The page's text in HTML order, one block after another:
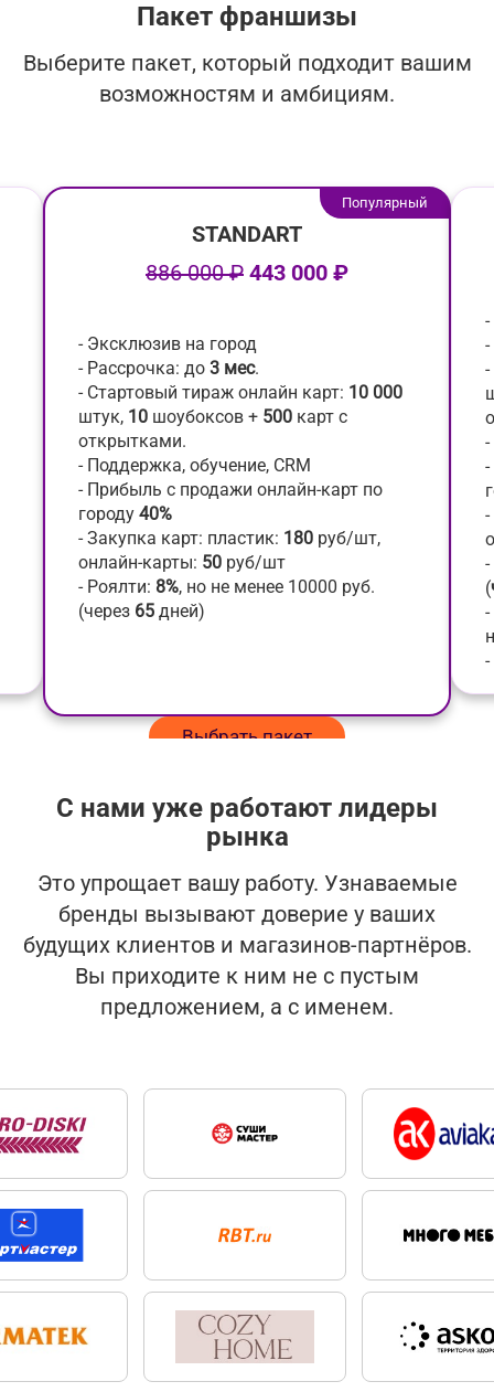
Пакет франшизы
Выберите пакет, который подходит вашим
возможностям и амбициям.
Популярный
STANDART
886 000 ₽ 443 000 ₽
- Эксклюзив на город
- Рассрочка: до 3 мес.
- Стартовый тираж онлайн карт: 10 000
штук, 10 шоубоксов + 500 карт с
открытками.
- Поддержка, обучение, CRM
- Прибыль с продажи онлайн-карт по
городу 40%
- Закупка карт: пластик: 180 руб/шт,
онлайн-карты: 50 руб/шт
- Роялти: 8%, но не менее 10000 руб.
(через 65 дней)
Выбрать пакет
(
-
-
С нами уже работают лидеры
рынка
Это упрощает вашу работу. Узнаваемые
бренды вызывают доверие у ваших
будущих клиентов и магазинов-партнёров.
Вы приходите к ним не с пустым
предложением, а с именем.